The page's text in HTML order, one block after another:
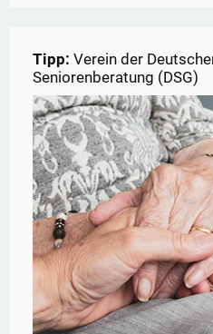
Tipp: Verein der
Seniorenberatung (DSG)